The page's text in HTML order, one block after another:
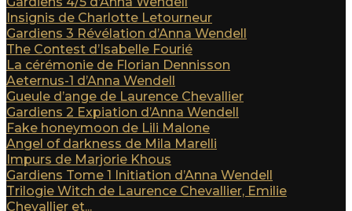
Insignis de Charlotte Letourneur
Gardiens 3 Révélation d’Anna Wendell
The Contest d’Isabelle Fourié
La cérémonie de Florian Dennisson
Aeternus-1 d’Anna Wendell
Gueule d’ange de Laurence Chevallier
Gardiens 2 Expiation d’Anna Wendell
Fake honeymoon de Lili Malone
Angel of darkness de Mila Marelli
Impurs de Marjorie Khous
Gardiens Tome 1 Initiation d’Anna Wendell
Trilogie Witch de Laurence Chevallier, Emilie
Chevallier et...